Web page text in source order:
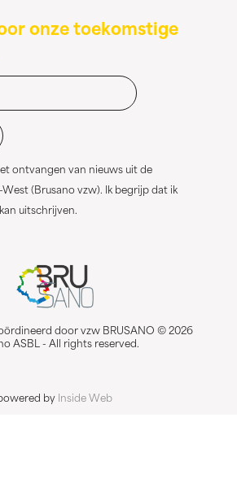
onze toekomstige
ontvangen van nieuws uit de
(Brusano vzw). Ik begrijp dat ik
uitschrijven.
door vzw BRUSANO © 2026
ASBL - All rights reserved.
by Inside Web